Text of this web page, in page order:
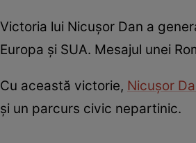
Victoria lui Nicușor Dan a
Europa și SUA. Mesajul unei
Cu această victorie, Nicușor
și un parcurs civic nepartinic.